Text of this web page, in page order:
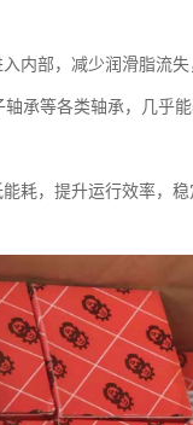
内部，减少润滑脂流
承等各类轴承，几乎
耗，提升运行效率，